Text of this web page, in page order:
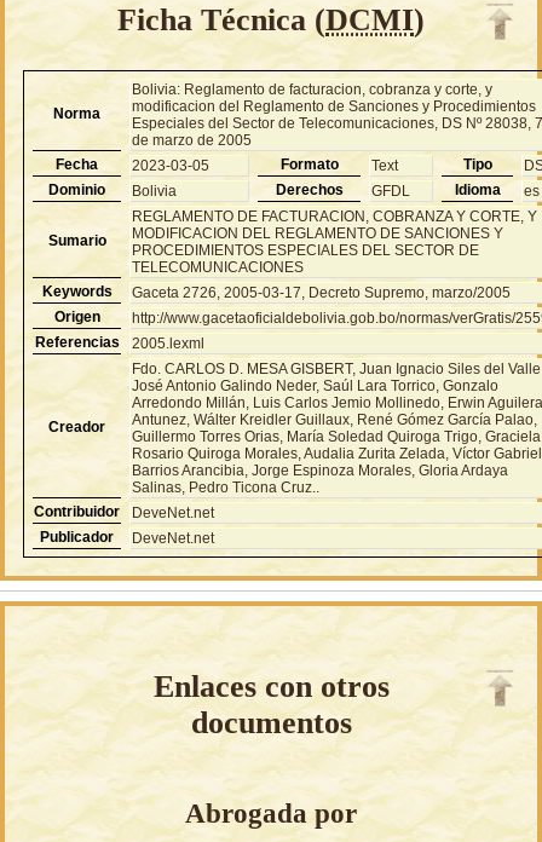
Ficha Técnica (DCMI)
Norma
Bolivia: Reglamento de facturacion, cobranza y corte, y
modificacion del Reglamento de Sanciones y Procedimientos
Especiales del Sector de Telecomunicaciones, DS Nº 28038,
de marzo de 2005
Fecha
2023-03-05 Formato Text Tipo
Dominio
Bolivia Derechos GFDL Idioma es
Sumario
REGLAMENTO DE FACTURACION, COBRANZA Y CORTE, Y
MODIFICACION DEL REGLAMENTO DE SANCIONES Y
PROCEDIMIENTOS ESPECIALES DEL SECTOR DE
TELECOMUNICACIONES
Keywords
Gaceta 2726, 2005-03-17, Decreto Supremo, marzo/2005
Origen
http://www.gacetaoficialdebolivia.gob.bo/normas/verGratis/
Referencias
2005.lexml
Creador
Fdo. CARLOS D. MESA GISBERT, Juan Ignacio Siles del
José Antonio Galindo Neder, Saúl Lara Torrico, Gonzalo
Arredondo Millán, Luis Carlos Jemio Mollinedo, Erwin
Antunez, Wálter Kreidler Guillaux, René Gómez García Palao,
Guillermo Torres Orias, María Soledad Quiroga Trigo, Graciela
Rosario Quiroga Morales, Audalia Zurita Zelada, Víctor Gabriel
Barrios Arancibia, Jorge Espinoza Morales, Gloria Ardaya
Salinas, Pedro Ticona Cruz..
Contribuidor
DeveNet.net
Publicador
DeveNet.net
Enlaces con otros
documentos
Abrogada por